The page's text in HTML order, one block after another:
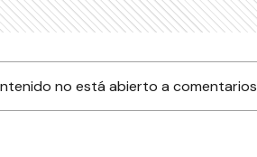
no está abierto a comentarios